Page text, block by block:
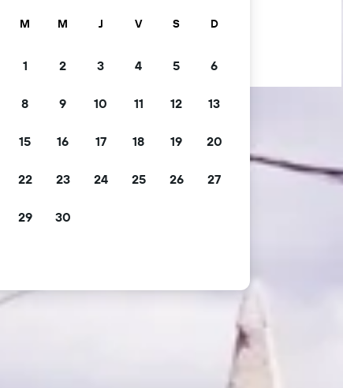
M M J V S D
1 2 3 4 5 6
8 9 10 11 12 13
15 16 17 18 19 20
22 23 24 25 26 27
29 30